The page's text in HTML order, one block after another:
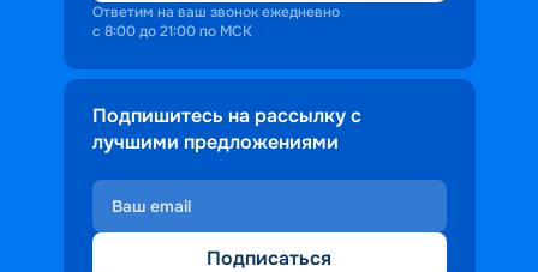
Ответим на ваш звонок ежедневно
с 8:00 до 21:00 по МСК
Подпишитесь на рассылку с
лучшими предложениями
Подписаться